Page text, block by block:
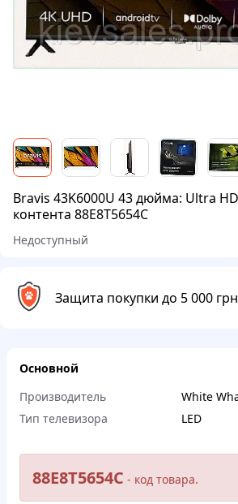
Bravis 43K6000U 43 дюйма: Ultra
контента 88E8T5654C
Недоступный
Защита покупки до 5 000 грн
Основной
Производитель
White
Тип телевизора
LED
88E8T5654C - кoд тoвapa.